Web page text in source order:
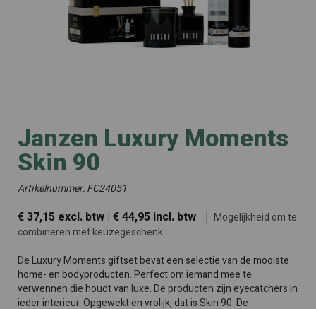
Janzen Luxury Moments
Skin 90
Artikelnummer: FC24051
€ 37,15 excl. btw | € 44,95 incl. btw
Mogelijkheid om te
combineren met keuzegeschenk
De Luxury Moments giftset bevat een selectie van de mooiste
home- en bodyproducten. Perfect om iemand mee te
verwennen die houdt van luxe. De producten zijn eyecatchers in
ieder interieur. Opgewekt en vrolijk, dat is Skin 90. De